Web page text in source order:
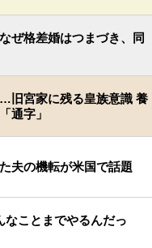
ぜ格差婚はつまづき、同
旧宮家に残る皇族意識 養
通字」
夫の機転が米国で話題
なことまでやるんだっ